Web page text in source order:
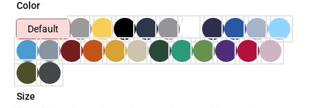
Color
Default
Size